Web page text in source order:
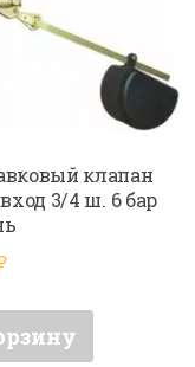
клапан
вход 3/4 ш. 6 бар